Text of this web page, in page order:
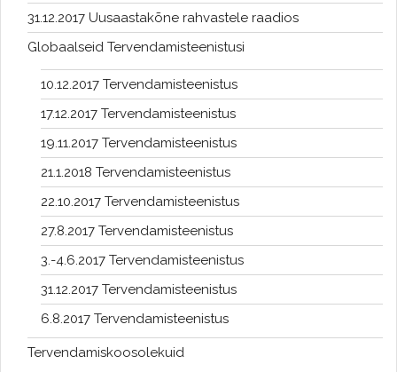
31.12.2017 Uusaastakõne rahvastele raadios
Globaalseid Tervendamisteenistusi
10.12.2017 Tervendamisteenistus
17.12.2017 Tervendamisteenistus
19.11.2017 Tervendamisteenistus
21.1.2018 Tervendamisteenistus
22.10.2017 Tervendamisteenistus
27.8.2017 Tervendamisteenistus
3.-4.6.2017 Tervendamisteenistus
31.12.2017 Tervendamisteenistus
6.8.2017 Tervendamisteenistus
Tervendamiskoosolekuid